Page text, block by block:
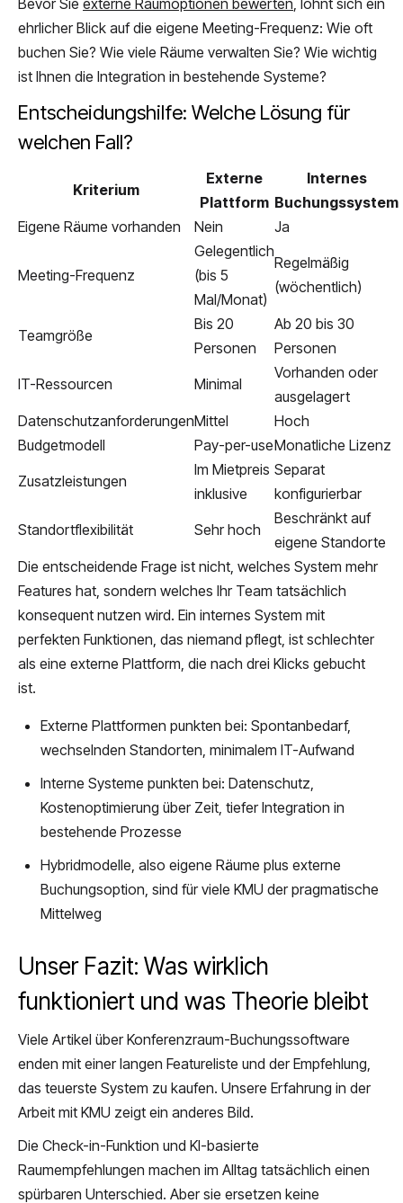
ehrlicher Blick auf die eigene Meeting-Frequenz: Wie oft
buchen Sie? Wie viele Räume verwalten Sie? Wie wichtig
ist Ihnen die Integration in bestehende Systeme?
Entscheidungshilfe: Welche Lösung für
welchen Fall?
Kriterium
Externe
Plattform
Internes
Buchungssystem
Eigene Räume vorhanden
Nein Ja
Meeting-Frequenz
Gelegentlich
(bis 5
Mal/Monat)
Regelmäßig
(wöchentlich)
Teamgröße
Bis 20
Personen
Ab 20 bis 30
Personen
IT-Ressourcen
Minimal
Vorhanden oder
ausgelagert
DatenschutzanforderungenMittel
Hoch
Budgetmodell
Pay-per-useMonatliche Lizenz
Zusatzleistungen
Im Mietpreis
inklusive
Separat
konfigurierbar
Standortflexibilität
Sehr hoch
Beschränkt auf
eigene Standorte
Die entscheidende Frage ist nicht, welches System mehr
Features hat, sondern welches Ihr Team tatsächlich
konsequent nutzen wird. Ein internes System mit
perfekten Funktionen, das niemand pflegt, ist schlechter
als eine externe Plattform, die nach drei Klicks gebucht
ist.
Externe Plattformen punkten bei: Spontanbedarf,
wechselnden Standorten, minimalem IT-Aufwand
Interne Systeme punkten bei: Datenschutz,
Kostenoptimierung über Zeit, tiefer Integration in
bestehende Prozesse
Hybridmodelle, also eigene Räume plus externe
Buchungsoption, sind für viele KMU der pragmatische
Mittelweg
Unser Fazit: Was wirklich
funktioniert und was Theorie bleibt
Viele Artikel über Konferenzraum-Buchungssoftware
enden mit einer langen Featureliste und der Empfehlung,
das teuerste System zu kaufen. Unsere Erfahrung in der
Arbeit mit KMU zeigt ein anderes Bild.
Die Check-in-Funktion und KI-basierte
Raumempfehlungen machen im Alltag tatsächlich einen
spürbaren Unterschied. Aber sie ersetzen keine